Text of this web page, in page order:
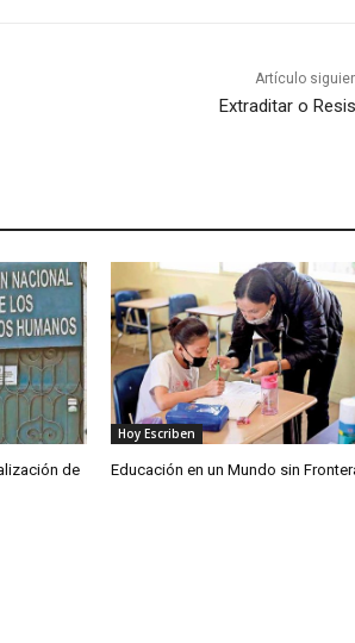
Artículo
Extraditar o
de
Hoy Escriben
Educación en un Mundo sin